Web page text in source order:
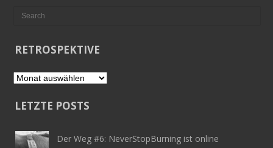
RETROSPEKTIVE
Retrospektive
LETZTE POSTS
Der Weg #6: NeverStopBurning ist online